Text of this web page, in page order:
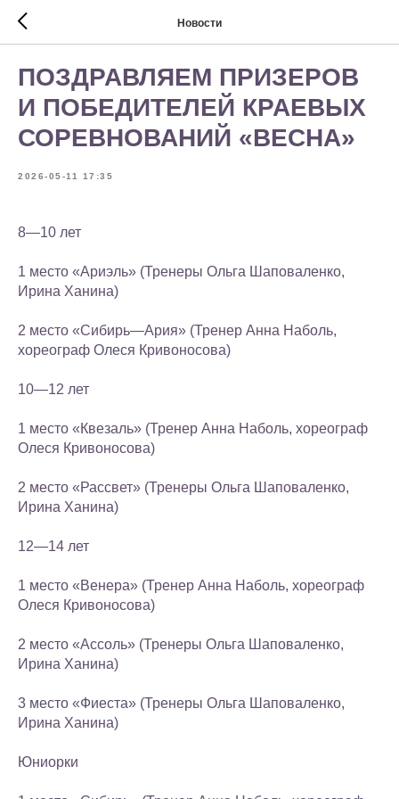
Новости
ПОЗДРАВЛЯЕМ ПРИЗЕРОВ
И ПОБЕДИТЕЛЕЙ КРАЕВЫХ
СОРЕВНОВАНИЙ «ВЕСНА»
2026-05-11 17:35
8—10 лет
1 место «Ариэль» (Тренеры Ольга Шаповаленко,
Ирина Ханина)
2 место «Сибирь—Ария» (Тренер Анна Наболь,
хореограф Олеся Кривоносова)
10—12 лет
1 место «Квезаль» (Тренер Анна Наболь, хореограф
Олеся Кривоносова)
2 место «Рассвет» (Тренеры Ольга Шаповаленко,
Ирина Ханина)
12—14 лет
1 место «Венера» (Тренер Анна Наболь, хореограф
Олеся Кривоносова)
2 место «Ассоль» (Тренеры Ольга Шаповаленко,
Ирина Ханина)
3 место «Фиеста» (Тренеры Ольга Шаповаленко,
Ирина Ханина)
Юниорки